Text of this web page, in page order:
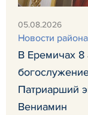
05.08.2026
Новости района
В Еремичах 8
Патриарший
Вениамин